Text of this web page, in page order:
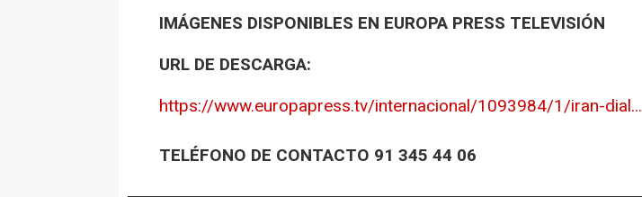
IMÁGENES DISPONIBLES EN EUROPA PRESS TELEVISIÓN
URL DE DESCARGA:
https://www.europapress.tv/internacional/1093984/1/iran-dial...
TELÉFONO DE CONTACTO 91 345 44 06